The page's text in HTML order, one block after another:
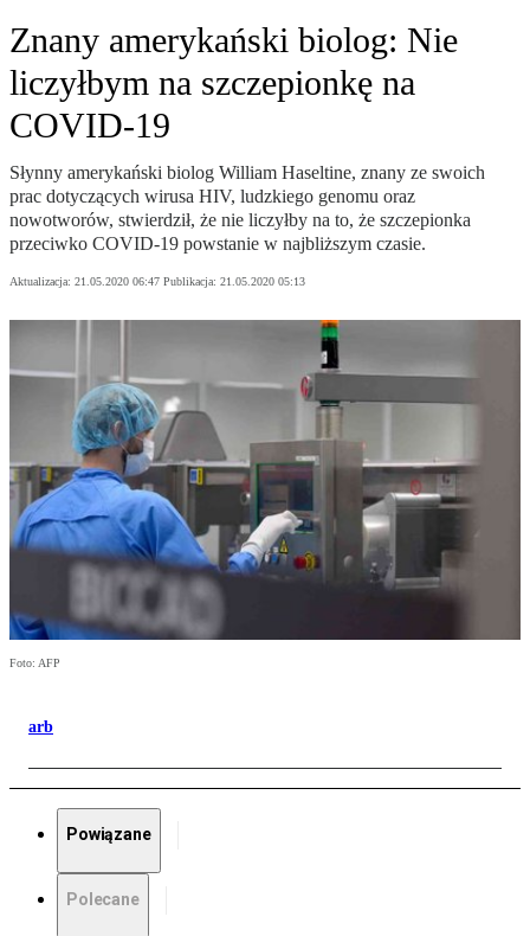
Znany amerykański biolog: Nie
liczyłbym na szczepionkę na
COVID-19
Słynny amerykański biolog William Haseltine, znany ze swoich
prac dotyczących wirusa HIV, ludzkiego genomu oraz
nowotworów, stwierdził, że nie liczyłby na to, że szczepionka
przeciwko COVID-19 powstanie w najbliższym czasie.
Aktualizacja: 21.05.2020 06:47 Publikacja: 21.05.2020 05:13
Foto: AFP
arb
Powiązane
Polecane